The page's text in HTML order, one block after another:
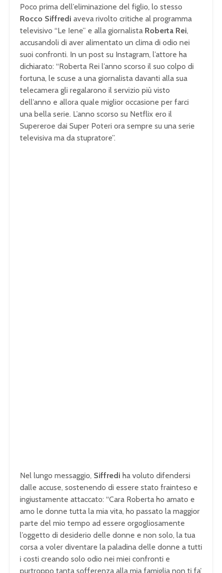
Poco prima dell’eliminazione del figlio, lo stesso
Rocco Siffredi aveva rivolto critiche al programma
televisivo “Le Iene” e alla giornalista Roberta Rei,
accusandoli di aver alimentato un clima di odio nei
suoi confronti. In un post su Instagram, l’attore ha
dichiarato: “Roberta Rei l’anno scorso il suo colpo di
fortuna, le scuse a una giornalista davanti alla sua
telecamera gli regalarono il servizio più visto
dell’anno e allora quale miglior occasione per farci
una bella serie. L’anno scorso su Netflix ero il
Supereroe dai Super Poteri ora sempre su una serie
televisiva ma da stupratore”.
Nel lungo messaggio, Siffredi ha voluto difendersi
dalle accuse, sostenendo di essere stato frainteso e
ingiustamente attaccato: “Cara Roberta ho amato e
amo le donne tutta la mia vita, ho passato la maggior
parte del mio tempo ad essere orgogliosamente
l’oggetto di desiderio delle donne e non solo, la tua
corsa a voler diventare la paladina delle donne a tutti
i costi creando solo odio nei miei confronti e
purtroppo tanta sofferenza alla mia famiglia non ti fa’